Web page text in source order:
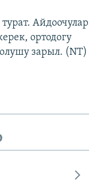
Айдоочулар
ортодогу
зарыл. (NT)